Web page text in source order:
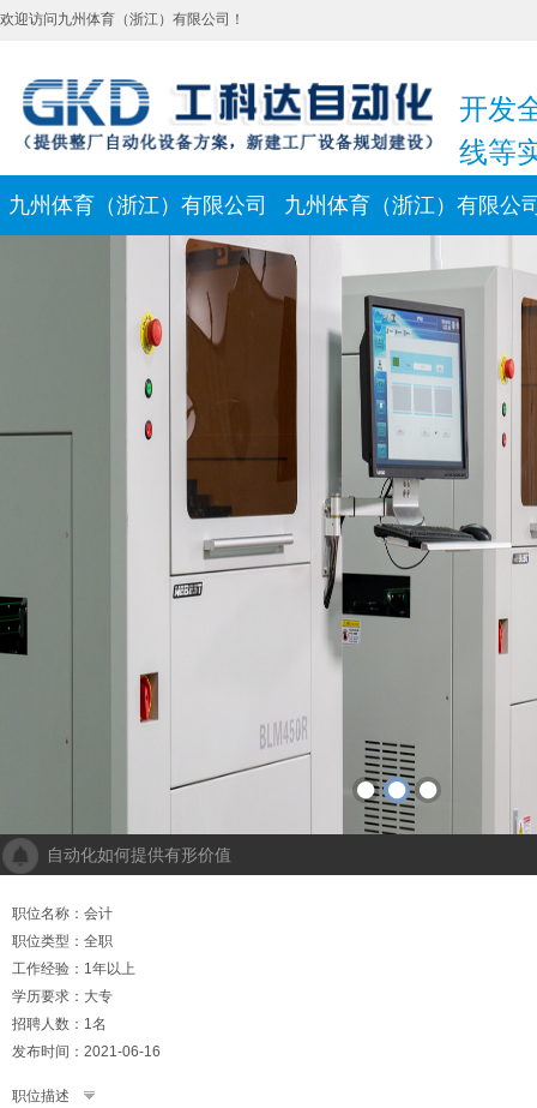
九州体育（浙江）有限公司 九州体育（浙江）有限公
联系我们
自动化如何提供有形价值
“未来工厂”啥样？机器人生“匠心”自动化会“上网”
个性化批量生产，灵活性显著提高！Faulhaber加速推动自动化生产
机械及其自动化 机械自动化发挥其潜力
欢迎访问九州体育（浙江）有限公司！
开发
线等
职位名称：会计
职位类型：全职
工作经验：1年以上
学历要求：大专
招聘人数：1名
发布时间：2021-06-16
职位描述